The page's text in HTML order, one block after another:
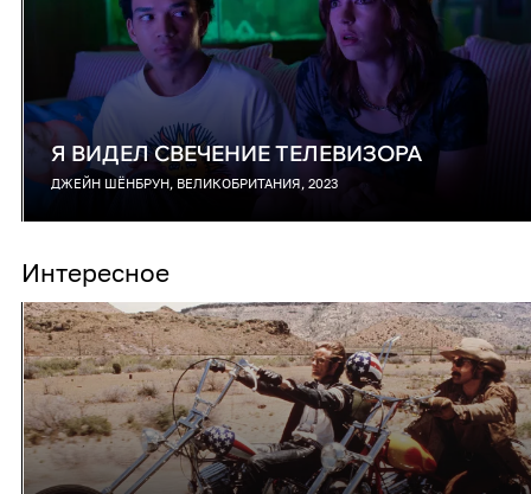
Я ВИДЕЛ СВЕЧЕНИЕ ТЕЛЕВИЗОРА
ДЖЕЙН ШЁНБРУН, ВЕЛИКОБРИТАНИЯ, 2023
Интересное